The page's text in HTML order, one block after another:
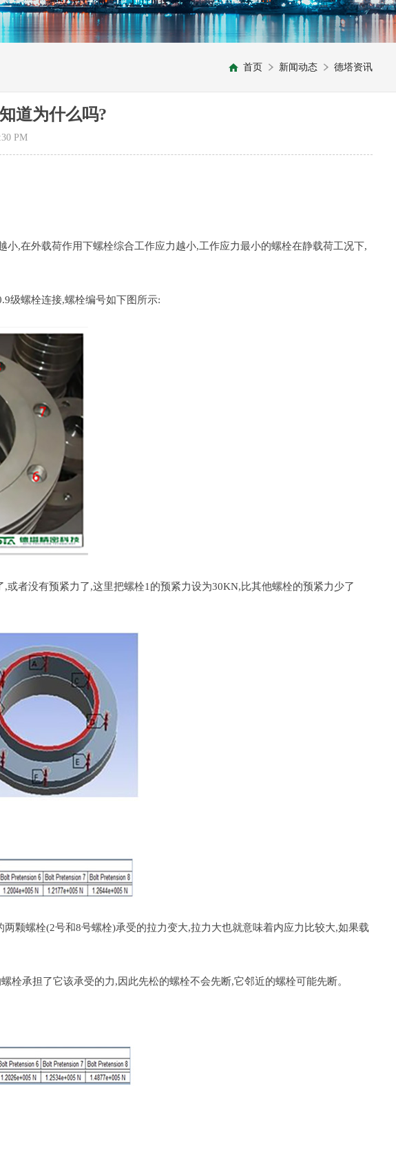
首页 新闻动态 德塔资讯
道为什么吗?
PM
,在外载荷作用下螺栓综合工作应力越小,工作应力最小的螺栓在静载荷工况下,
级螺栓连接,螺栓编号如下图所示:
者没有预紧力了,这里把螺栓1的预紧力设为30KN,比其他螺栓的预紧力少了
螺栓(2号和8号螺栓)承受的拉力变大,拉力大也就意味着内应力比较大,如果载
承担了它该承受的力,因此先松的螺栓不会先断,它邻近的螺栓可能先断。